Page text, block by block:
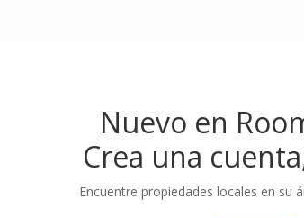
Nuevo en
Crea una
Encuentre propiedades locales en su